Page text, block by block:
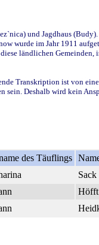
und Jagdhaus
wurde im Jahr 1911
ländlichen Gemeinden,
Transkription ist von
Deshalb wird kein
des Täuflings
Sack
Höfft